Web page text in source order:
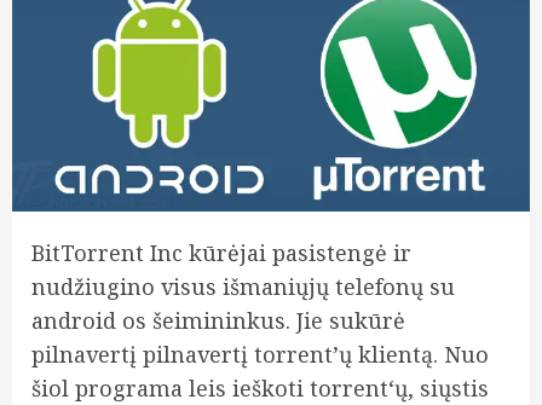
BitTorrent Inc kūrėjai pasistengė ir
nudžiugino visus išmaniųjų telefonų su
android os šeimininkus. Jie sukūrė
pilnavertį pilnavertį torrent’ų klientą. Nuo
šiol programa leis ieškoti torrent‘ų, siųstis